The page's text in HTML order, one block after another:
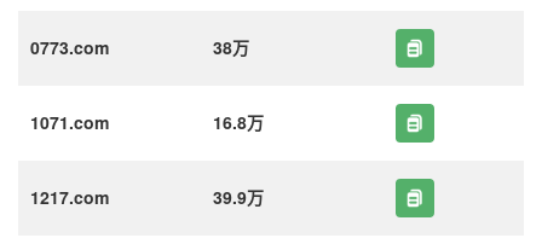
0773.com 38万
1071.com 16.8万
1217.com 39.9万